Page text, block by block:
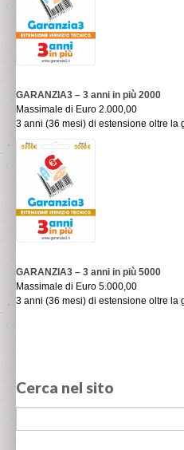
GARANZIA3 – 3 anni in più 2000
Massimale di Euro 2.000,00
3 anni (36 mesi) di estensione oltre la
GARANZIA3 – 3 anni in più 5000
Massimale di Euro 5.000,00
3 anni (36 mesi) di estensione oltre la
Cerca nel sito